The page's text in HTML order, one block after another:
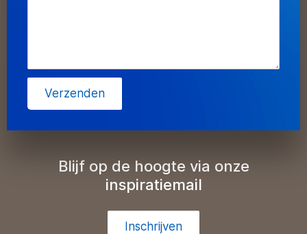
Verzenden
Blijf op de hoogte via onze
inspiratiemail
Inschrijven